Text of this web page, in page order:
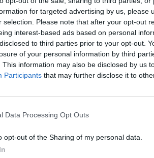
for targeted advertising by us, please
selection. Please note that after your opt-out
interest-based ads based on personal
to third parties prior to your opt-out.
of your personal information by third
This information may also be disclosed by us
Participants that may further disclose it to
Data Processing Opt Outs
opt-out of the Sharing of my personal data.
küldött New York
metropolisz szövetségi
adott interjújában "színtiszta
győzelme – szerinte –
az elnök, és helyesen kell